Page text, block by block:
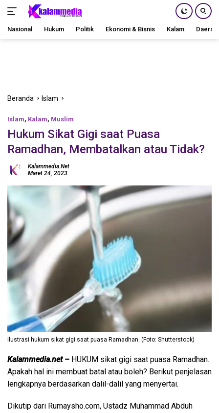
Nasional Hukum Politik Ekonomi & Bisnis Kalam Daerah
Beranda Islam
Islam, Kalam, Muslim
Hukum Sikat Gigi saat Puasa
Ramadhan, Membatalkan atau Tidak?
Kalammedia.net
Maret 24, 2023
Ilustrasi hukum sikat gigi saat puasa Ramadhan. (Foto: Shutterstock)
Kalammedia.net – HUKUM sikat gigi saat puasa Ramadhan.
Apakah hal ini membuat batal atau boleh? Berikut penjelasan
lengkapnya berdasarkan dalil-dalil yang menyertai.
Dikutip dari Rumaysho.com, Ustadz Muhammad Abduh